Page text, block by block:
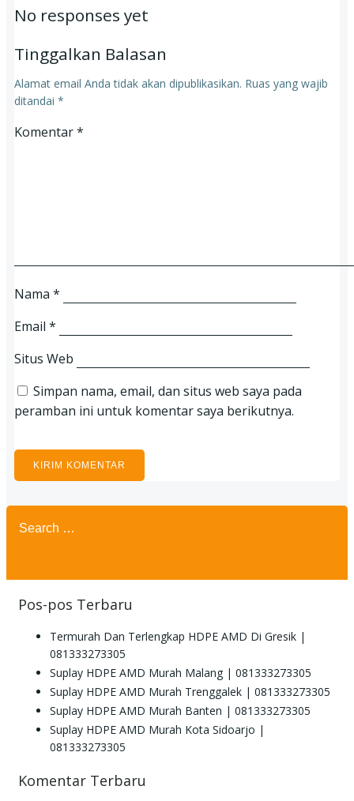
No responses yet
Tinggalkan Balasan
Alamat email Anda tidak akan dipublikasikan. Ruas yang wajib
ditandai *
Komentar*
Nama *
Email *
Situs Web
Simpan nama, email, dan situs web saya pada
peramban ini untuk komentar saya berikutnya.
Search
for:
Pos-pos Terbaru
Termurah Dan Terlengkap HDPE AMD Di Gresik |
081333273305
Suplay HDPE AMD Murah Malang | 081333273305
Suplay HDPE AMD Murah Trenggalek | 081333273305
Suplay HDPE AMD Murah Banten | 081333273305
Suplay HDPE AMD Murah Kota Sidoarjo |
081333273305
Komentar Terbaru